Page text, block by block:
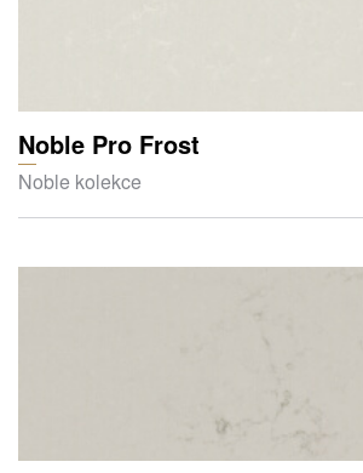
Noble Pro Frost
Noble kolekce